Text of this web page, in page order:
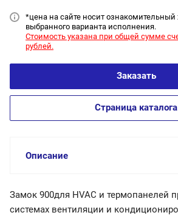
*цена на сайте носит ознакомительный
выбранного варианта исполнения.
Стоимость указана при общей сумме
рублей.
Заказать
Страница каталога
Описание
Замок 900для HVAC и термопанелей
системах вентиляции и